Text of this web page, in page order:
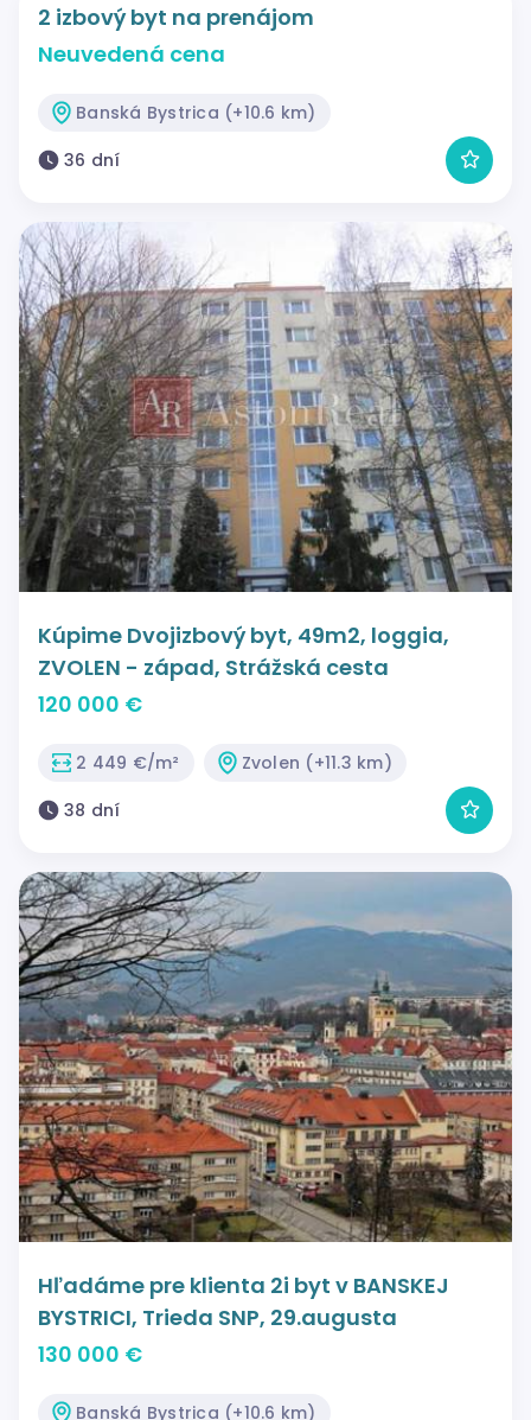
2 izbový byt na prenájom
Neuvedená cena
Banská Bystrica (+10.6 km)
36 dní
Kúpime Dvojizbový byt, 49m2, loggia,
ZVOLEN - západ, Strážská cesta
120 000 €
2 449 €/m²
Zvolen (+11.3 km)
38 dní
Hľadáme pre klienta 2i byt v BANSKEJ
BYSTRICI, Trieda SNP, 29.augusta
130 000 €
Banská Bystrica (+10.6 km)